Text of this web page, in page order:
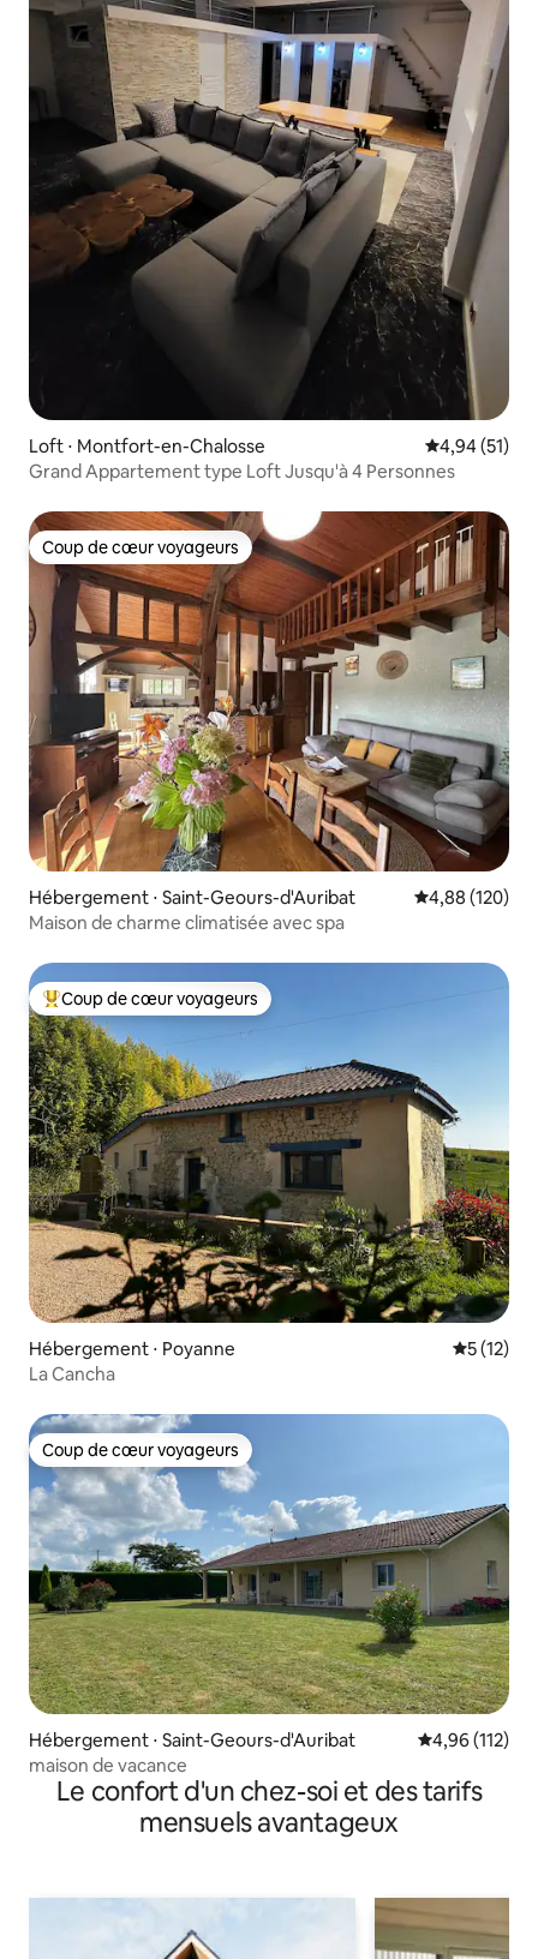
Loft ⋅ Montfort-en-Chalosse Évaluation
4,94 (51)
Grand Appartement type Loft Jusqu'à 4 Personnes
Coup de cœur voyageurs
Coup de cœur voyageurs
Hébergement ⋅ Saint-Geours-d'Auribat Évaluation
4,88 (120)
Maison de charme climatisée avec spa
Coups de cœur voyageurs les plus appréciés
Coup de cœur voyageurs
Hébergement ⋅ Poyanne
5 (12)
La Cancha
Coup de cœur voyageurs
Coup de cœur voyageurs
Hébergement ⋅ Saint-Geours-d'Auribat Évaluation
4,96 (112)
maison de vacance
Le confort d'un chez-soi et des tarifs
mensuels avantageux